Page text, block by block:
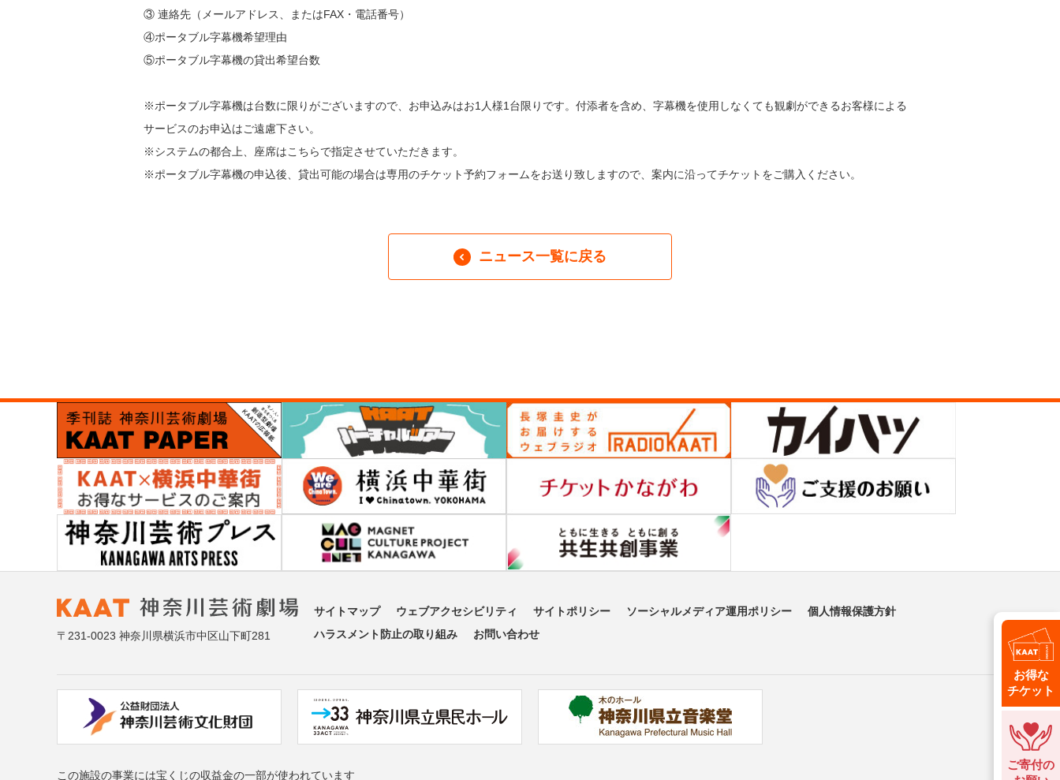
③ 連絡先（メールアドレス、またはFAX・電話番号）
④ポータブル字幕機希望理由
⑤ポータブル字幕機の貸出希望台数
※ポータブル字幕機は台数に限りがございますので、お申込みはお1人様1台限りです。付添者を含め、字幕機を使用しなくても観劇ができるお客様による
サービスのお申込はご遠慮下さい。
※システムの都合上、座席はこちらで指定させていただきます。
※ポータブル字幕機の申込後、貸出可能の場合は専用のチケット予約フォームをお送り致しますので、案内に沿ってチケットをご購入ください。
ニュース一覧に戻る
お得な
チケット
ご寄付の
〒231-0023 神奈川県横浜市中区山下町281
サイトマップ ウェブアクセシビリティ サイトポリシー ソーシャルメディア運用ポリシー
個人情報保護方針
ハラスメント防止の取り組み
お問い合わせ
この施設の事業には宝くじの収益金の一部が使われています